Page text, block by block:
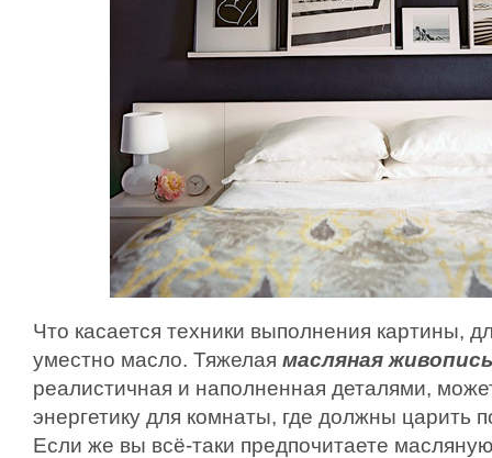
Что касается техники выполнения картины,
уместно масло. Тяжелая масляная живопись
реалистичная и наполненная деталями,
энергетику для комнаты, где должны царить
Если же вы всё-таки предпочитаете